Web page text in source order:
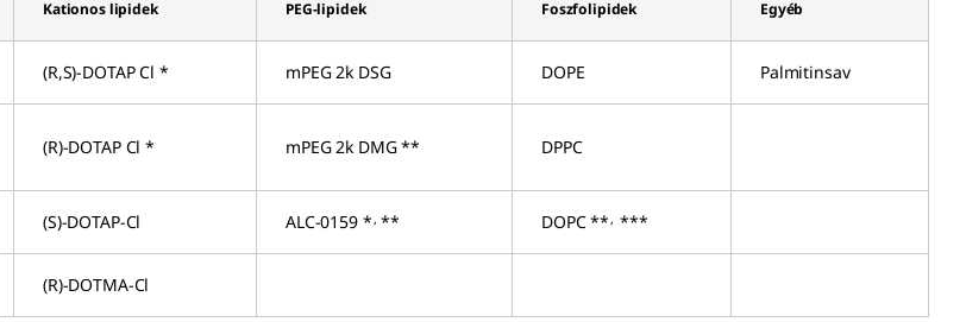
Kationos lipidek PEG-lipidek Foszfolipidek Egyéb
(R,S)-DOTAP Cl * mPEG 2k DSG DOPE Palmitinsav
(R)-DOTAP Cl * mPEG 2k DMG ** DPPC
(S)-DOTAP-Cl ALC-0159 *, ** DOPC **, ***
(R)-DOTMA-Cl